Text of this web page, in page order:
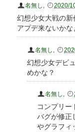
名無し 2020/
幻想少女大戦の新
アプデ来ないかな
名無し
幻想少女デビ
めかな？
名無し
コンプリー
バグが修正
やグラフィ